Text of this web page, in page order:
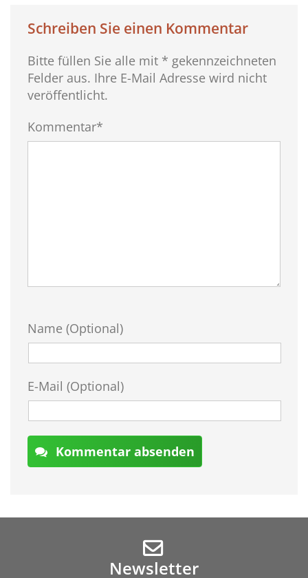
Schreiben Sie einen Kommentar
Bitte füllen Sie alle mit * gekennzeichneten
Felder aus. Ihre E-Mail Adresse wird nicht
veröffentlicht.
Kommentar*
Name (Optional)
E-Mail (Optional)
Kommentar absenden
Newsletter